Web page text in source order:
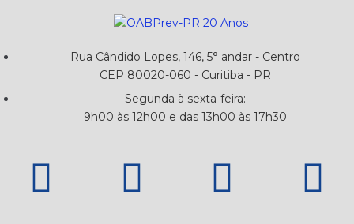
Rua Cândido Lopes, 146, 5° andar - Centro
CEP 80020-060 - Curitiba - PR
Segunda à sexta-feira:
9h00 às 12h00 e das 13h00 às 17h30